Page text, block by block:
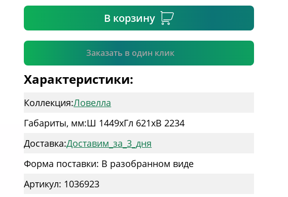
В корзину
Заказать в один клик
Подтвердить
Характеристики:
Коллекция:Ловелла
Габариты, мм:Ш 1449xГл 621xВ 2234
Доставка:Доставим_за_3_дня
Форма поставки: В разобранном виде
Артикул: 1036923